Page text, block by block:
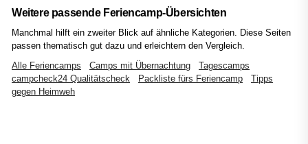
Weitere passende Feriencamp-Übersichten
Manchmal hilft ein zweiter Blick auf ähnliche Kategorien. Diese Seiten
passen thematisch gut dazu und erleichtern den Vergleich.
Alle Feriencamps
Camps mit Übernachtung
Tagescamps
campcheck24 Qualitätscheck
Packliste fürs Feriencamp
Tipps
gegen Heimweh